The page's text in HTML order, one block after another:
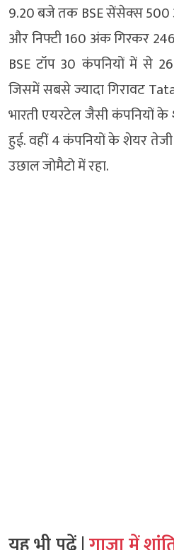
9.20 बजे तक BSE सेंसेक्‍स
और निफ्टी 160 अंक गिरकर
BSE टॉप 30 कंपनियों में से
जिसमें सबसे ज्‍यादा गिरावट
भारती एयरटेल जैसी कंपनियों
हुई. वहीं 4 कंपनियों के शेयर
उछाल जोमैटो में रहा.